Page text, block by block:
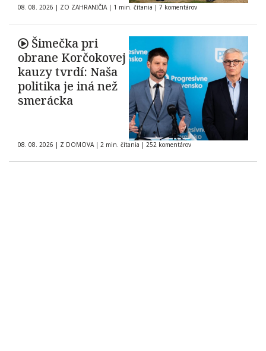
08. 08. 2026 | ZO ZAHRANIČIA | 1 min. čítania | 7 komentárov
Šimečka pri
obrane Korčokovej
kauzy tvrdí: Naša
politika je iná než
smerácka
08. 08. 2026 | Z DOMOVA | 2 min. čítania | 252 komentárov